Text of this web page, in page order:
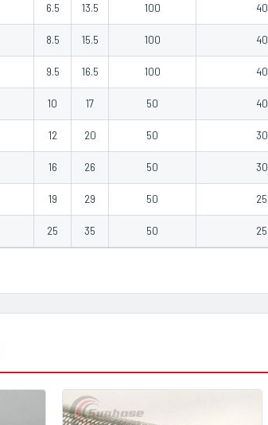
6.5 13.5 100 40
8.5 15.5 100 40
9.5 16.5 100 40
10 17 50 40
12 20 50 30
16 26 50 30
19 29 50 25
25 35 50 25